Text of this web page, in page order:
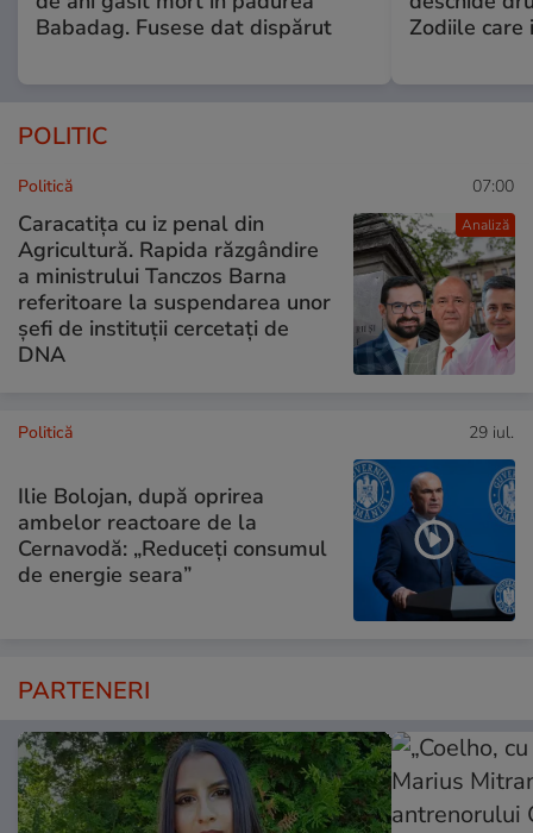
Babadag. Fusese dat dispărut
Zodiile care
POLITIC
Analiză
Politică 07:00
Caracatița cu iz penal din
Agricultură. Rapida răzgândire
a ministrului Tanczos Barna
referitoare la suspendarea unor
șefi de instituții cercetați de
DNA
Politică 29 iul.
Ilie Bolojan, după oprirea
ambelor reactoare de la
Cernavodă: „Reduceți consumul
de energie seara”
PARTENERI